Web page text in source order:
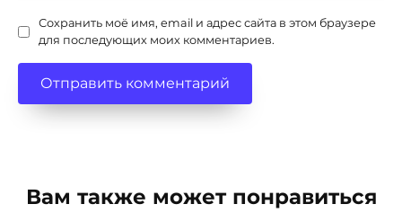
Сохранить моё имя, email и адрес сайта в этом браузере
для последующих моих комментариев.
Вам также может понравиться